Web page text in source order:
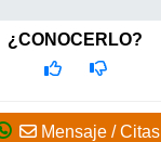
¿CONOCERLO?
Mensaje / Citas